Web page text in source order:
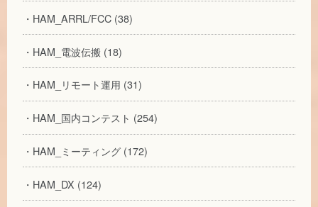
・HAM_ARRL/FCC (38)
・HAM_電波伝搬 (18)
・HAM_リモート運用 (31)
・HAM_国内コンテスト (254)
・HAM_ミーティング (172)
・HAM_DX (124)